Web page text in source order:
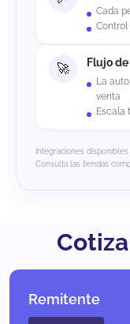
Cada
Control
Flujo
La
venta
Escala
Integraciones
Consulta las tiendas
Remitente